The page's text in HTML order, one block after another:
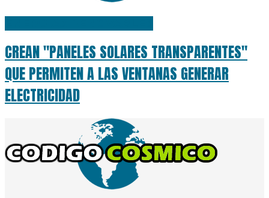
CREAN "PANELES SOLARES TRANSPARENTES"
QUE PERMITEN A LAS VENTANAS GENERAR
ELECTRICIDAD